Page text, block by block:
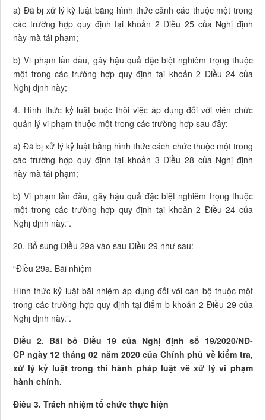
a) Đã bị xử lý kỷ luật bằng hình thức cảnh cáo thuộc một trong
các trường hợp quy định tại khoản 2 Điều 25 của Nghị định
này mà tái phạm;
b) Vi phạm lần đầu, gây hậu quả đặc biệt nghiêm trọng thuộc
một trong các trường hợp quy định tại khoản 2 Điều 24 của
Nghị định này;
4. Hình thức kỷ luật buộc thôi việc áp dụng đối với viên chức
quản lý vi phạm thuộc một trong các trường hợp sau đây:
a) Đã bị xử lý kỷ luật bằng hình thức cách chức thuộc một trong
các trường hợp quy định tại khoản 3 Điều 28 của Nghị định
này mà tái phạm;
b) Vi phạm lần đầu, gây hậu quả đặc biệt nghiêm trọng thuộc
một trong các trường hợp quy định tại khoản 2 Điều 24 của
Nghị định này.”.
20. Bổ sung Điều 29a vào sau Điều 29 như sau:
“Điều 29a. Bãi nhiệm
Hình thức kỷ luật bãi nhiệm áp dụng đối với cán bộ thuộc một
trong các trường hợp quy định tại điểm b khoản 2 Điều 29 của
Nghị định này.”.
Điều 2. Bãi bỏ Điều 19 của Nghị định số 19/2020/NĐ-
CP ngày 12 tháng 02 năm 2020 của Chính phủ về kiểm tra,
xử lý kỷ luật trong thi hành pháp luật về xử lý vi phạm
hành chính.
Điều 3. Trách nhiệm tổ chức thực hiện